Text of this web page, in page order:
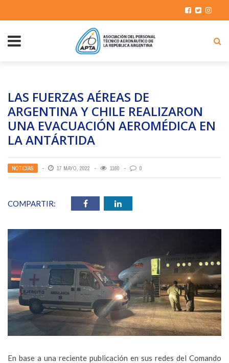
LAS FUERZAS AÉREAS DE
ARGENTINA Y CHILE REALIZARON
UNA EVACUACIÓN AEROMÉDICA EN
LA ANTÁRTIDA
NOTICIAS 17 MAYO, 2022 1160 0
COMPARTIR:
En base a una reciente publicación en sus redes del Comando